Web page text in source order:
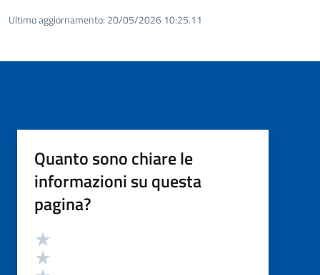
Ultimo aggiornamento: 20/05/2026 10:25.11
Quanto sono chiare le
informazioni su questa
pagina?
Valutazione